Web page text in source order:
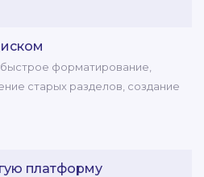
форматирование,
старых разделов, создание
платформу